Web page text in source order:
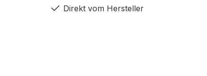
Direkt vom Hersteller